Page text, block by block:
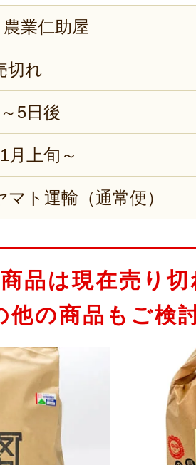
農業仁助屋
切れ
5日後
月上旬～
マト運輸（通常便）
品は現在売り
他の商品もご検